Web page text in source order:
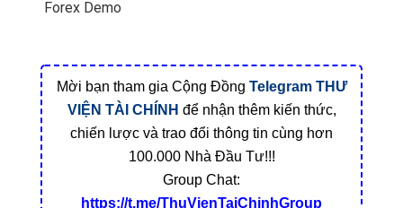
Forex Demo
Mời bạn tham gia Cộng Đồng Telegram THƯ
VIỆN TÀI CHÍNH để nhận thêm kiến thức,
chiến lược và trao đổi thông tin cùng hơn
100.000 Nhà Đầu Tư!!!
Group Chat:
https://t.me/ThuVienTaiChinhGroup